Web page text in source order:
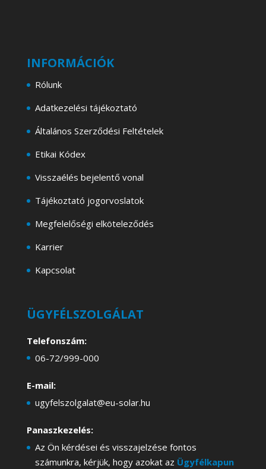
INFORMÁCIÓK
Rólunk
Adatkezelési tájékoztató
Általános Szerződési Feltételek
Etikai Kódex
Visszaélés bejelentő vonal
Tájékoztató jogorvoslatok
Megfelelőségi elköteleződés
Karrier
Kapcsolat
ÜGYFÉLSZOLGÁLAT
Telefonszám:
06-72/999-000
E-mail:
ugyfelszolgalat@eu-solar.hu
Panaszkezelés:
Az Ön kérdései és visszajelzése fontos
számunkra, kérjük, hogy azokat az Ügyfélkapun